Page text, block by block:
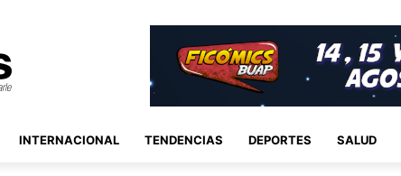
INTERNACIONAL TENDENCIAS DEPORTES SALUD